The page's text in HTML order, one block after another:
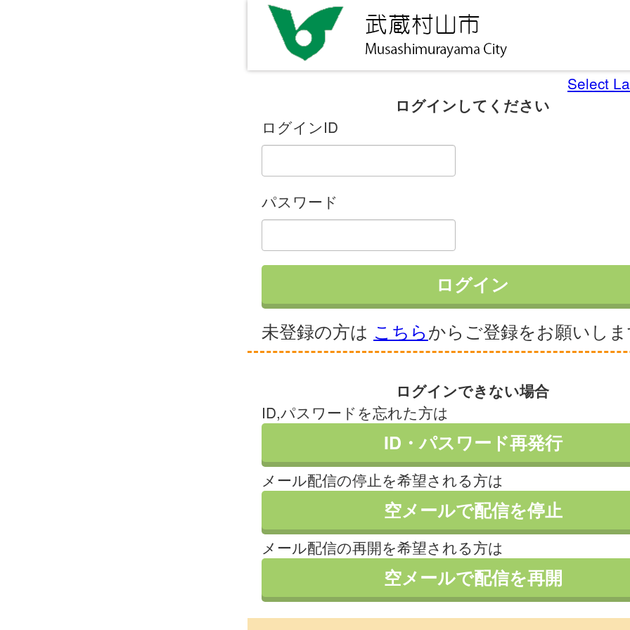
Select
ログインしてください
ログインID
パスワード
未登録の方は こちらからご登録をお願いし
ログインできない場合
ID,パスワードを忘れた方は
ID・パスワード再発行
メール配信の停止を希望される方は
空メールで配信を停止
メール配信の再開を希望される方は
空メールで配信を再開